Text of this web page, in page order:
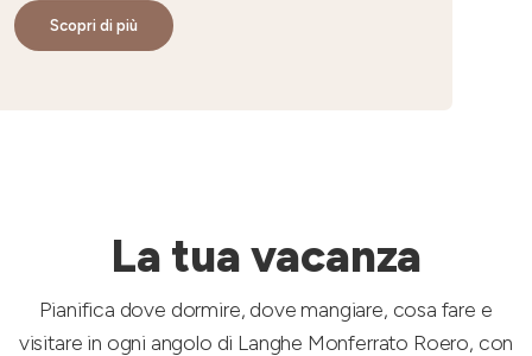
Scopri di più
La tua vacanza
Pianifica dove dormire, dove mangiare, cosa fare e
visitare in ogni angolo di Langhe Monferrato Roero, con